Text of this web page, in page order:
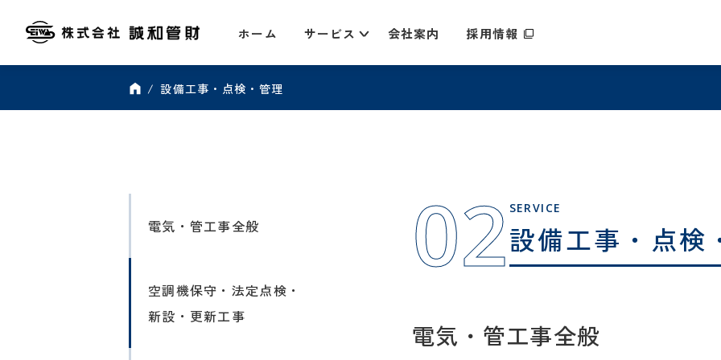
ホーム サービス 会社案内 採用情報
設備工事・点検・管理
02 SERVICE
設備工事・点検
電気・管工事全般
電気・管工事全般
空調機保守・法定点検・
新設・更新工事